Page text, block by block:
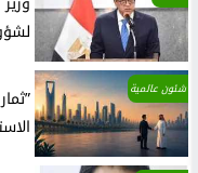
شئون عالمية